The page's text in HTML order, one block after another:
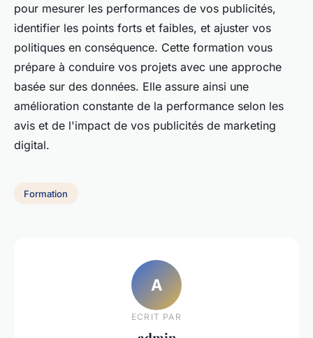
pour mesurer les performances de vos publicités,
identifier les points forts et faibles, et ajuster vos
politiques en conséquence. Cette formation vous
prépare à conduire vos projets avec une approche
basée sur des données. Elle assure ainsi une
amélioration constante de la performance selon les
avis et de l'impact de vos publicités de marketing
digital.
Formation
A
ECRIT PAR